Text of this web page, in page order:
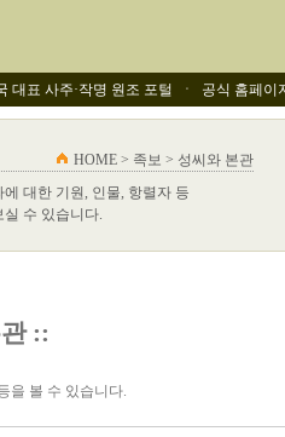
대표 사주·작명 원조 포털 ㆍ 공식 홈페이
HOME > 족보 > 성씨와 본관
대한 기원, 인물, 항렬자 등
수 있습니다.
::
을 볼 수 있습니다.